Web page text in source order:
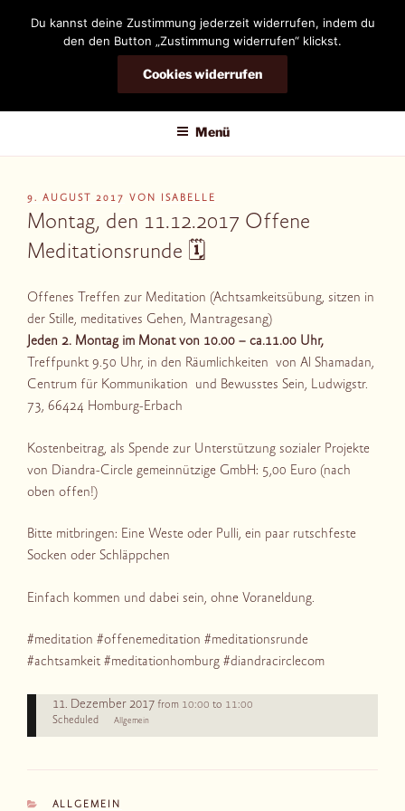
DIANDRA-CIRCLE
Menü
VERÖFFENTLICHT
AM
9. AUGUST 2017 VON ISABELLE
Montag, den 11.12.2017 Offene
Meditationsrunde 🗓
Offenes Treffen zur Meditation (Achtsamkeitsübung, sitzen in
der Stille, meditatives Gehen, Mantragesang)
Jeden 2. Montag im Monat von 10.00 – ca.11.00 Uhr,
Treffpunkt 9.50 Uhr, in den Räumlichkeiten von Al Shamadan,
Centrum für Kommunikation und Bewusstes Sein, Ludwigstr.
73, 66424 Homburg-Erbach
Kostenbeitrag, als Spende zur Unterstützung sozialer Projekte
von Diandra-Circle gemeinnützige GmbH: 5,00 Euro (nach
oben offen!)
Bitte mitbringen: Eine Weste oder Pulli, ein paar rutschfeste
Socken oder Schläppchen
Einfach kommen und dabei sein, ohne Voraneldung.
#meditation #offenemeditation #meditationsrunde
#achtsamkeit #meditationhomburg #diandracirclecom
11. Dezember 2017 from 10:00 to 11:00
Scheduled Allgemein
KATEGORIEN
ALLGEMEIN
Du kannst deine Zustimmung jederzeit widerrufen, indem du
den den Button „Zustimmung widerrufen“ klickst.
Cookies widerrufen